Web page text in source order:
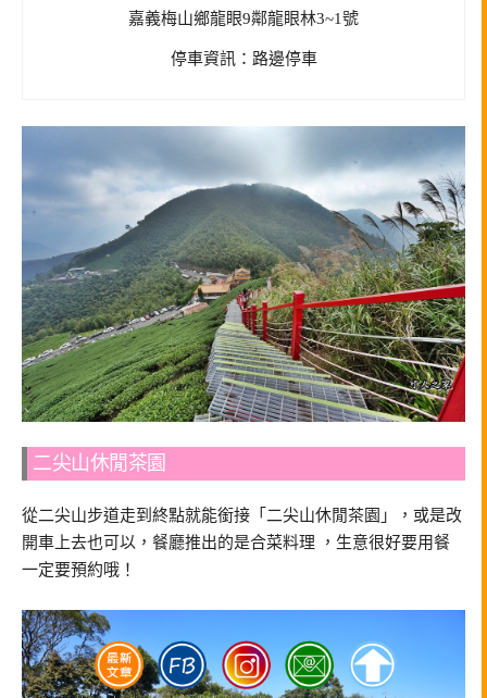
嘉義梅山鄉龍眼9鄰龍眼林3~1號
停車資訊：路邊停車
二尖山休閒茶園
從二尖山步道走到終點就能銜接「二尖山休閒茶園」，或是改
開車上去也可以，餐廳推出的是合菜料理 ，生意很好要用餐
一定要預約哦！